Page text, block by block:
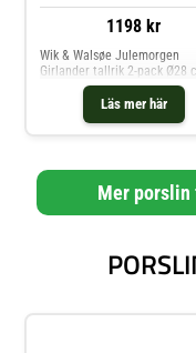
1198 kr
Läs mer här
Wik & Walsøe Julemorgen
Girlander tallrik 2-pack Ø28
Mer porslin